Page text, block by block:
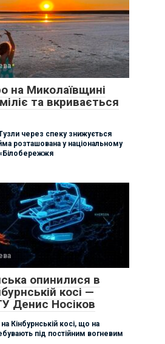
на Миколаївщині
та вкривається
через спеку знижується
розташована у національному
опинилися в
косі —
Денис Носіков
на Кінбурнській косі, що на
під постійним вогневим